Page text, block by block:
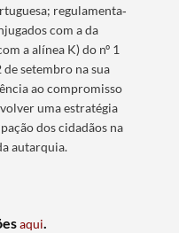
regulamenta‐
com a da
a alínea K) do nº 1
de setembro na sua
ao compromisso
uma estratégia
dos cidadãos na
autarquia.
aqui.